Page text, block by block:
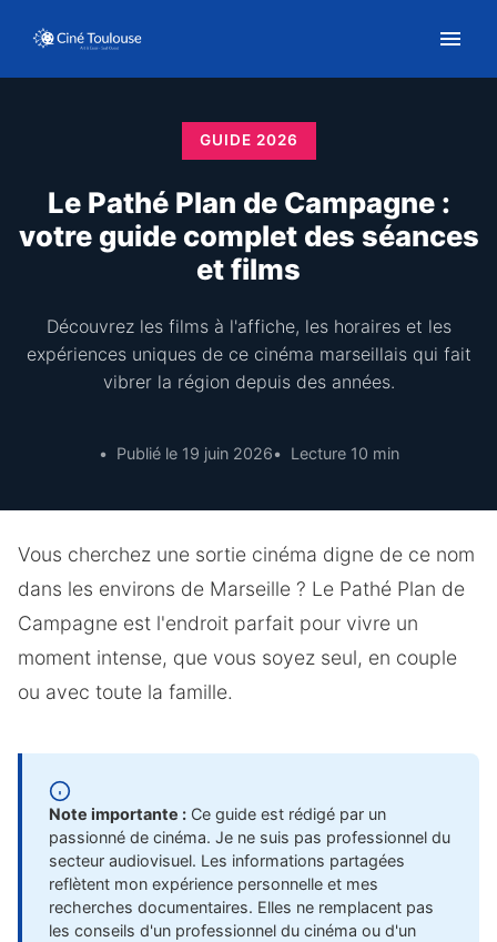
GUIDE 2026
Le Pathé Plan de Campagne :
votre guide complet des séances
et films
Découvrez les films à l'affiche, les horaires et les
expériences uniques de ce cinéma marseillais qui fait
vibrer la région depuis des années.
Publié le 19 juin 2026 Lecture 10 min
Vous cherchez une sortie cinéma digne de ce nom
dans les environs de Marseille ? Le Pathé Plan de
Campagne est l'endroit parfait pour vivre un
moment intense, que vous soyez seul, en couple
ou avec toute la famille.
Note importante : Ce guide est rédigé par un
passionné de cinéma. Je ne suis pas professionnel du
secteur audiovisuel. Les informations partagées
reflètent mon expérience personnelle et mes
recherches documentaires. Elles ne remplacent pas
les conseils d'un professionnel du cinéma ou d'un